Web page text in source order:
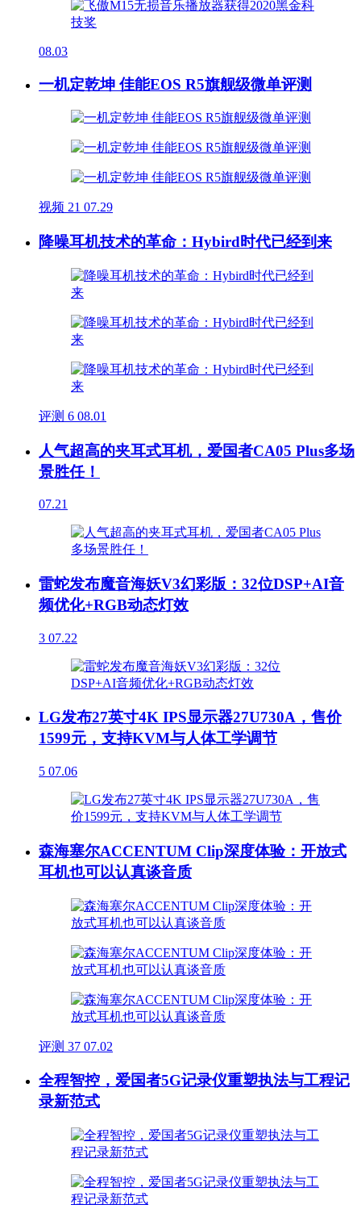
08.03
一机定乾坤 佳能EOS R5旗舰级微单评测
视频 21 07.29
降噪耳机技术的革命：Hybird时代已经到来
评测 6 08.01
人气超高的夹耳式耳机，爱国者CA05 Plus多场
景胜任！
07.21
雷蛇发布魔音海妖V3幻彩版：32位DSP+AI音
频优化+RGB动态灯效
3 07.22
LG发布27英寸4K IPS显示器27U730A，售价
1599元，支持KVM与人体工学调节
5 07.06
森海塞尔ACCENTUM Clip深度体验：开放式
耳机也可以认真谈音质
评测 37 07.02
全程智控，爱国者5G记录仪重塑执法与工程记
录新范式